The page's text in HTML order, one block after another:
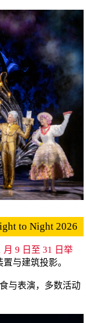
to Night 2026
月 9 日至 31 日举
与建筑投影。
与表演，多数活动